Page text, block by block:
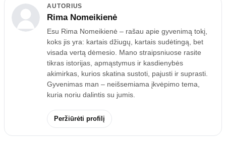
AUTORIUS
Rima Nomeikienė
Esu Rima Nomeikienė – rašau apie gyvenimą tokį,
koks jis yra: kartais džiugų, kartais sudėtingą, bet
visada vertą dėmesio. Mano straipsniuose rasite
tikras istorijas, apmąstymus ir kasdienybės
akimirkas, kurios skatina sustoti, pajusti ir suprasti.
Gyvenimas man – neišsemiama įkvėpimo tema,
kuria noriu dalintis su jumis.
Peržiūrėti profilį